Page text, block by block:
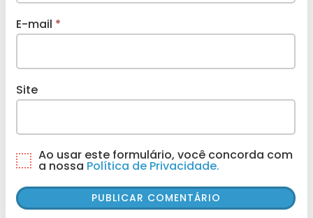
E-mail *
Site
Ao usar este formulário, você concorda com
a nossa Política de Privacidade.